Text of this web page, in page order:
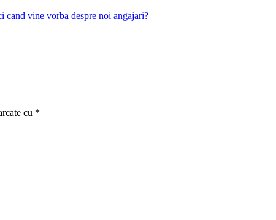
cand vine vorba despre noi angajari?
cu *